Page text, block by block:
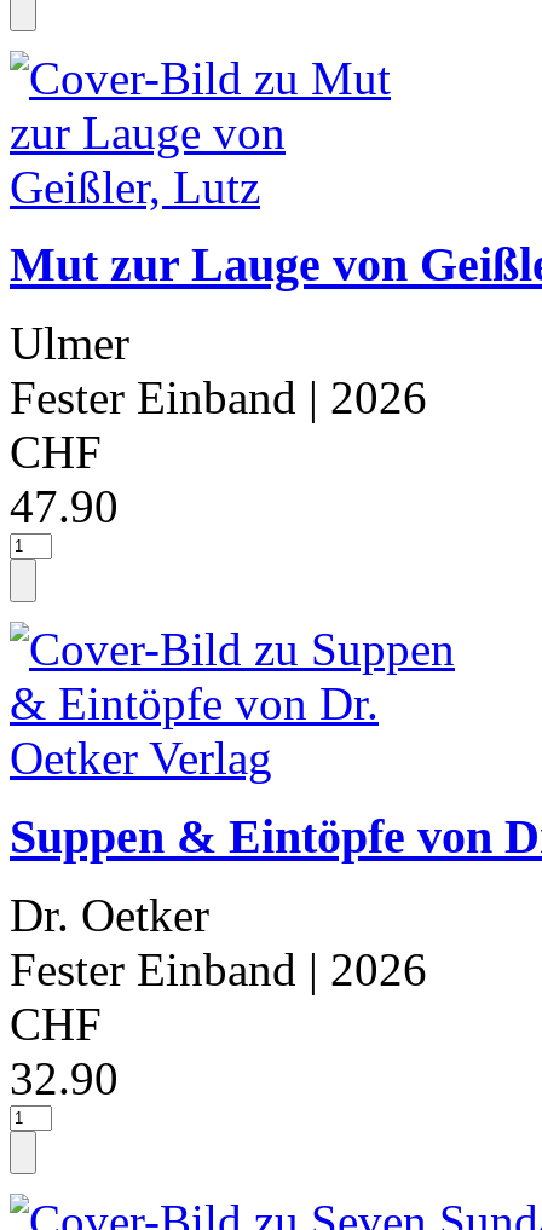
Mut zur Lauge von
Ulmer
Fester Einband | 2026
CHF
47.90
Suppen & Eintöpfe von
Dr. Oetker
Fester Einband | 2026
CHF
32.90